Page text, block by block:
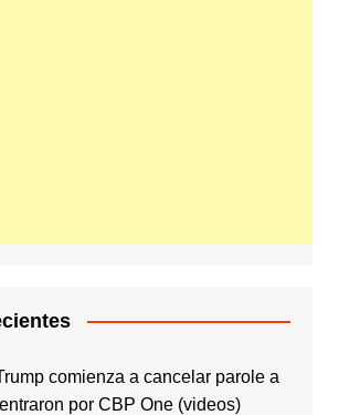
comienza a cancelar parole a
por CBP One (videos)